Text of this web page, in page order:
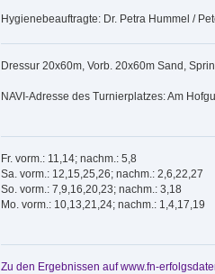
Hygienebeauftragte: Dr. Petra Hummel /
Dressur 20x60m, Vorb. 20x60m Sand,
NAVI-Adresse des Turnierplatzes: Am
Fr. vorm.: 11,14; nachm.: 5,8
Sa. vorm.: 12,15,25,26; nachm.: 2,6,22,27
So. vorm.: 7,9,16,20,23; nachm.: 3,18
Mo. vorm.: 10,13,21,24; nachm.: 1,4,17,19
Zu den Ergebnissen auf www.fn-